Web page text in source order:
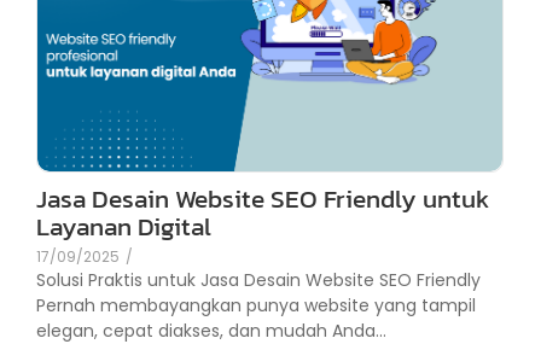
Jasa Desain Website SEO Friendly untuk
Layanan Digital
17/09/2025 /
Solusi Praktis untuk Jasa Desain Website SEO Friendly
Pernah membayangkan punya website yang tampil
elegan, cepat diakses, dan mudah Anda...